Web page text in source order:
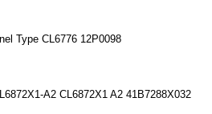
Type CL6776 12P0098
A2 CL6872X1 A2 41B7288X032